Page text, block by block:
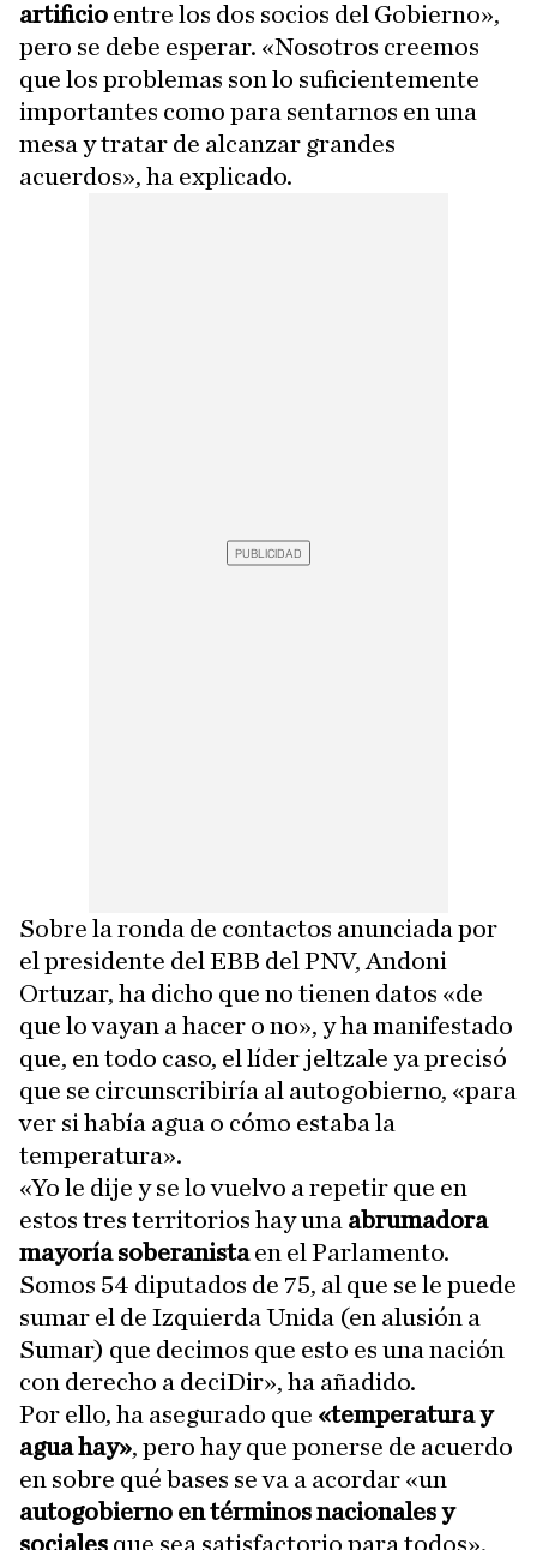
artificio entre los dos socios del Gobierno»,
pero se debe esperar. «Nosotros creemos
que los problemas son lo suficientemente
importantes como para sentarnos en una
mesa y tratar de alcanzar grandes
acuerdos», ha explicado.
Sobre la ronda de contactos anunciada por
el presidente del EBB del PNV, Andoni
Ortuzar, ha dicho que no tienen datos «de
que lo vayan a hacer o no», y ha manifestado
que, en todo caso, el líder jeltzale ya precisó
que se circunscribiría al autogobierno, «para
ver si había agua o cómo estaba la
temperatura».
«Yo le dije y se lo vuelvo a repetir que en
estos tres territorios hay una abrumadora
mayoría soberanistaen el Parlamento.
Somos 54 diputados de 75, al que se le puede
sumar el de Izquierda Unida (en alusión a
Sumar) que decimos que esto es una nación
con derecho a deciDir», ha añadido.
Por ello, ha asegurado que «temperatura y
agua hay», pero hay que ponerse de acuerdo
en sobre qué bases se va a acordar «un
autogobierno en términos nacionales y
sociales que sea satisfactorio para todos».